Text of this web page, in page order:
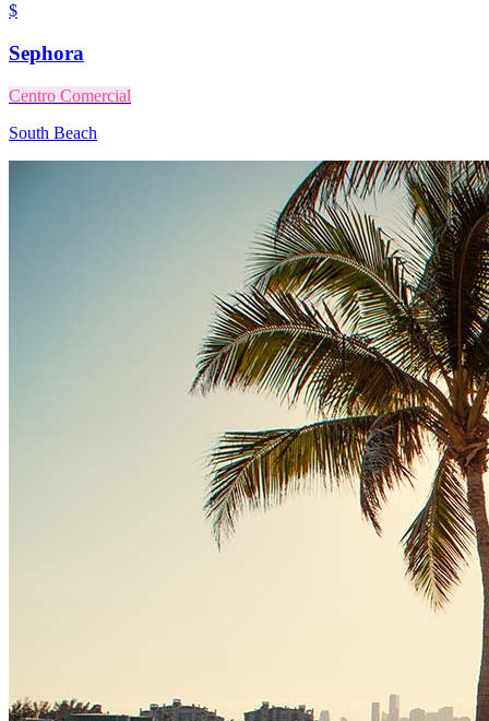
$
Sephora
Centro Comercial
South Beach